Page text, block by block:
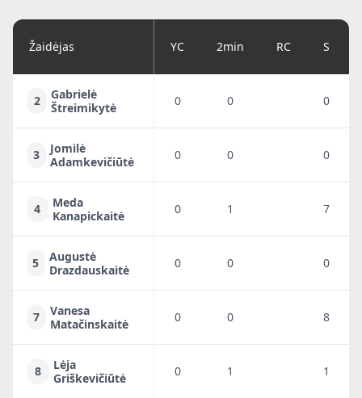
Žaidėjas YC 2min RC S
2
Gabrielė
Štreimikytė
0 0 0
3
Jomilė
Adamkevičiūtė
0 0 0
4
Meda
Kanapickaitė
0 1 7
5
Augustė
Drazdauskaitė
0 0 0
7
Vanesa
Matačinskaitė
0 0 8
8
Lėja
Griškevičiūtė
0 1 1